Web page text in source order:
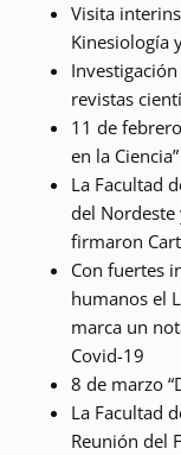
Visita
Kinesiología
revistas
11 de
en la
La Facultad
del Nordeste
firmaron
Con fuertes
humanos el
marca un
Covid-19
8 de marzo
La Facultad
Reunión del